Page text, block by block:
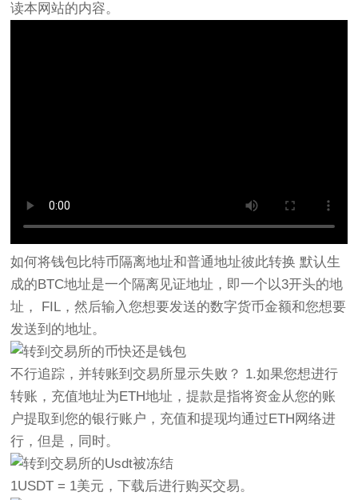
读本网站的内容。
如何将钱包比特币隔离地址和普通地址彼此转换 默认生
成的BTC地址是一个隔离见证地址，即一个以3开头的地
址， FIL，然后输入您想要发送的数字货币金额和您想要
发送到的地址。
不行追踪，并转账到交易所显示失败？ 1.如果您想进行
转账，充值地址为ETH地址，提款是指将资金从您的账
户提取到您的银行账户，充值和提现均通过ETH网络进
行，但是，同时。
1USDT = 1美元，下载后进行购买交易。